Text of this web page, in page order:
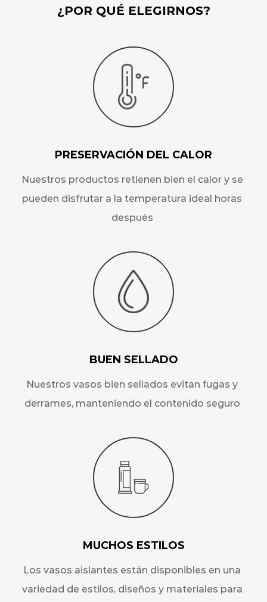
¿POR QUÉ ELEGIRNOS?
PRESERVACIÓN DEL CALOR
Nuestros productos retienen bien el calor y se
pueden disfrutar a la temperatura ideal horas
después
BUEN SELLADO
Nuestros vasos bien sellados evitan fugas y
derrames, manteniendo el contenido seguro
MUCHOS ESTILOS
Los vasos aislantes están disponibles en una
variedad de estilos, diseños y materiales para